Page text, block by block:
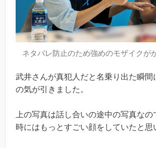
ネタバレ防止のため強めのモザイクが
武井さんが真犯人だと名乗り出た瞬間
の気が引きました。
上の写真は話し合いの途中の写真なの
時にはもっとすごい顔をしていたと思